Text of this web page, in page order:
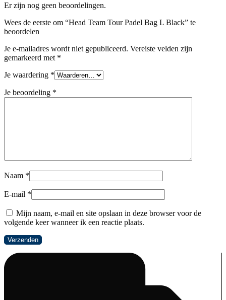
Er zijn nog geen beoordelingen.
Wees de eerste om “Head Team Tour Padel Bag L Black” te
beoordelen
Je e-mailadres wordt niet gepubliceerd. Vereiste velden zijn
gemarkeerd met *
Je waardering *
Je beoordeling *
Naam *
E-mail *
Mijn naam, e-mail en site opslaan in deze browser voor de
volgende keer wanneer ik een reactie plaats.